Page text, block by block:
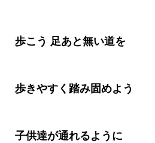
歩こう 足あと無い道を
歩きやすく踏み固めよう
子供達が通れるように